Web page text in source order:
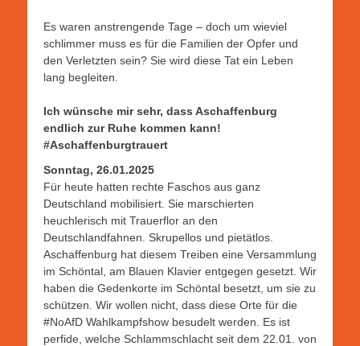
Es waren anstrengende Tage – doch um wieviel
schlimmer muss es für die Familien der Opfer und
den Verletzten sein? Sie wird diese Tat ein Leben
lang begleiten.
Ich wünsche mir sehr, dass Aschaffenburg
endlich zur Ruhe kommen kann!
#Aschaffenburgtrauert
Sonntag, 26.01.2025
Für heute hatten rechte Faschos aus ganz
Deutschland mobilisiert. Sie marschierten
heuchlerisch mit Trauerflor an den
Deutschlandfahnen. Skrupellos und pietätlos.
Aschaffenburg hat diesem Treiben eine Versammlung
im Schöntal, am Blauen Klavier entgegen gesetzt. Wir
haben die Gedenkorte im Schöntal besetzt, um sie zu
schützen. Wir wollen nicht, dass diese Orte für die
#NoAfD Wahlkampfshow besudelt werden. Es ist
perfide, welche Schlammschlacht seit dem 22.01. von